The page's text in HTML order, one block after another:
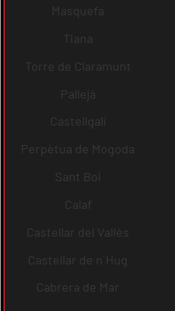
Masquefa
Tiana
Torre de Claramunt
Pallejà
Castellgalí
Perpètua de Mogoda
Sant Boi
Calaf
Castellar del Vallès
Castellar de n´Hug
Cabrera de Mar